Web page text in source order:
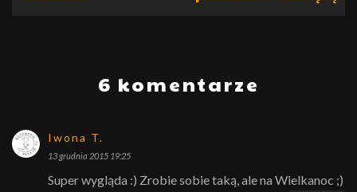
6 komentarze
Iwona T.
13 grudnia 2015 19:25
Super wygląda :) Zrobie sobie taką, ale na Wielkanoc ;)